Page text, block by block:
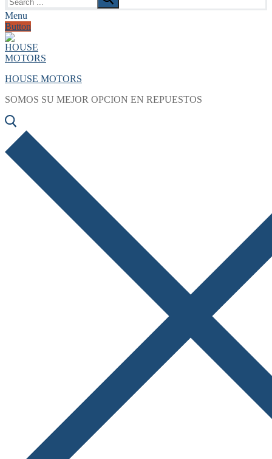
for:
Menu
Button
HOUSE MOTORS
SOMOS SU MEJOR OPCION EN REPUESTOS